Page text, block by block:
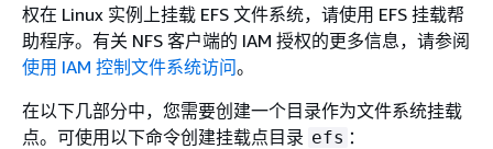
权在 Linux 实例上挂载 EFS 文件系统，请使用 EFS 挂载帮
助程序。有关 NFS 客户端的 IAM 授权的更多信息，请参阅
使用 IAM 控制文件系统访问。
在以下几部分中，您需要创建一个目录作为文件系统挂载
点。可使用以下命令创建挂载点目录 efs ：